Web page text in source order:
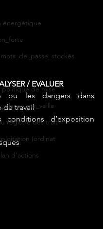
énergétique
politique de mise
registre des trait
(ordinat
d'actions
/ EVALUER
ou les dangers dans
de travail
conditions d’exposition